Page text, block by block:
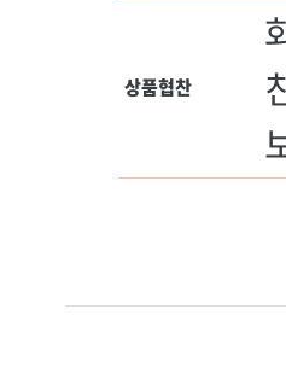
상품협찬